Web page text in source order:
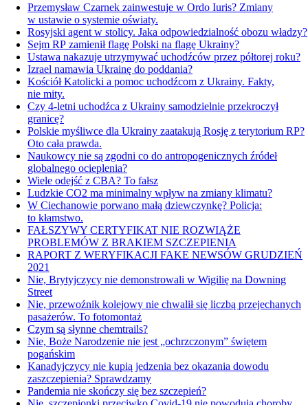
Przemysław Czarnek zainwestuje w Ordo Iuris? Zmiany
w ustawie o systemie oświaty.
Rosyjski agent w stolicy. Jaka odpowiedzialność obozu władzy?
Sejm RP zamienił flagę Polski na flagę Ukrainy?
Ustawa nakazuje utrzymywać uchodźców przez półtorej roku?
Izrael namawia Ukrainę do poddania?
Kościół Katolicki a pomoc uchodźcom z Ukrainy. Fakty,
nie mity.
Czy 4-letni uchodźca z Ukrainy samodzielnie przekroczył
granicę?
Polskie myśliwce dla Ukrainy zaatakują Rosję z terytorium RP?
Oto cała prawda.
Naukowcy nie są zgodni co do antropogenicznych źródeł
globalnego ocieplenia?
Wiele odejść z CBA? To fałsz
Ludzkie CO2 ma minimalny wpływ na zmiany klimatu?
W Ciechanowie porwano małą dziewczynkę? Policja:
to kłamstwo.
FAŁSZYWY CERTYFIKAT NIE ROZWIĄŻE
PROBLEMÓW Z BRAKIEM SZCZEPIENIA
RAPORT Z WERYFIKACJI FAKE NEWSÓW GRUDZIEŃ
2021
Nie, Brytyjczycy nie demonstrowali w Wigilię na Downing
Street
Nie, przewoźnik kolejowy nie chwalił się liczbą przejechanych
pasażerów. To fotomontaż
Czym są słynne chemtrails?
Nie, Boże Narodzenie nie jest „ochrzczonym” świętem
pogańskim
Kanadyjczycy nie kupią jedzenia bez okazania dowodu
zaszczepienia? Sprawdzamy
Pandemia nie skończy się bez szczepień?